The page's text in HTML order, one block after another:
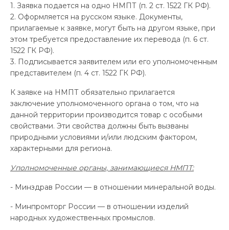
1. Заявка подается на одно НМПТ (п. 2 ст. 1522 ГК РФ).
2. Оформляется на русском языке. Документы,
прилагаемые к заявке, могут быть на другом языке, при
этом требуется предоставление их перевода (п. 6 ст.
1522 ГК РФ).
3. Подписывается заявителем или его уполномоченным
представителем (п. 4 ст. 1522 ГК РФ).
К заявке на НМПТ обязательно прилагается
заключение уполномоченного органа о том, что на
данной территории производится товар с особыми
свойствами. Эти свойства должны быть вызваны
природными условиями и/или людским фактором,
характерными для региона.
Уполномоченные органы, занимающиеся НМПТ:
- Минздрав России — в отношении минеральной воды.
- Минпромторг России — в отношении изделий
народных художественных промыслов.